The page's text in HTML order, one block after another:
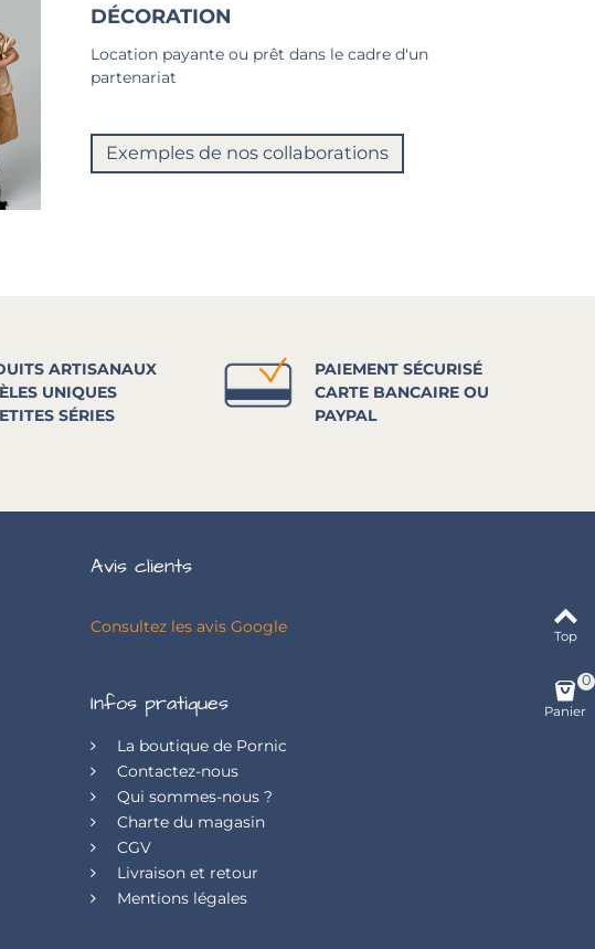
DÉCORATION
Location payante ou prêt dans le cadre d'un
partenariat
Exemples de nos collaborations
ARTISANAUX
UNIQUES
SÉRIES
PAIEMENT SÉCURISÉ
CARTE BANCAIRE OU
PAYPAL
Avis clients
Consultez les avis Google
Infos pratiques
La boutique de Pornic
Contactez-nous
Qui sommes-nous ?
Charte du magasin
CGV
Livraison et retour
Mentions légales
Top
Panier
0